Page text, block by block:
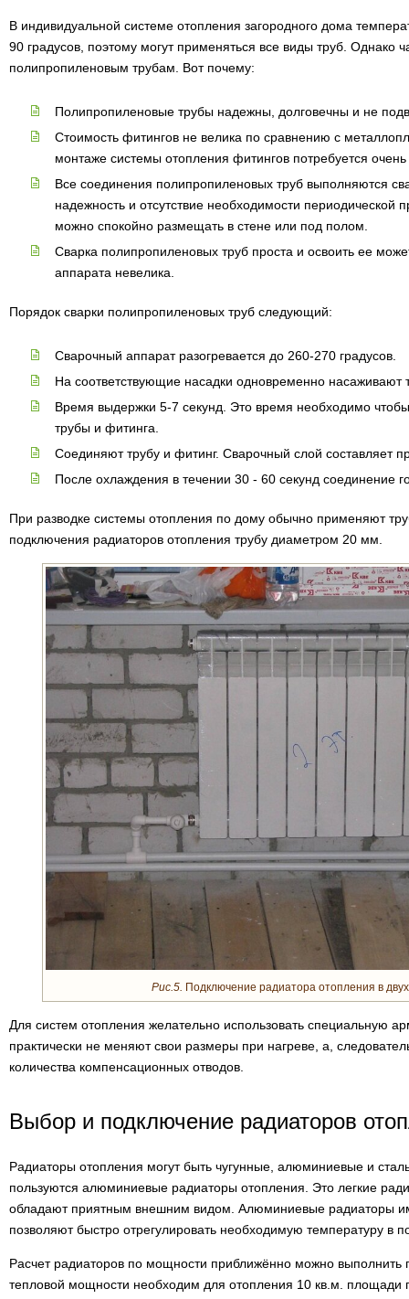
В индивидуальной системе отопления загородного дома
90 градусов, поэтому могут применяться все виды труб. Однако
полипропиленовым трубам. Вот почему:
Полипропиленовые трубы надежны, долговечны и не
Стоимость фитингов не велика по сравнению с
монтаже системы отопления фитингов потребуется
Все соединения полипропиленовых труб выполняются
надежность и отсутствие необходимости периодической
можно спокойно размещать в стене или под полом.
Сварка полипропиленовых труб проста и освоить ее
аппарата невелика.
Порядок сварки полипропиленовых труб следующий:
Сварочный аппарат разогревается до 260-270 градусов.
На соответствующие насадки одновременно насаживают
Время выдержки 5-7 секунд. Это время необходимо
трубы и фитинга.
Соединяют трубу и фитинг. Сварочный слой составляет
После охлаждения в течении 30 - 60 секунд соединение
При разводке системы отопления по дому обычно применяют
подключения радиаторов отопления трубу диаметром 20 мм.
Рис.5. Подключение радиатора отопления в
Для систем отопления желательно использовать специальную
практически не меняют свои размеры при нагреве, а,
количества компенсационных отводов.
Выбор и подключение радиаторов
Радиаторы отопления могут быть чугунные, алюминиевые и
пользуются алюминиевые радиаторы отопления. Это легкие
обладают приятным внешним видом. Алюминиевые радиаторы
позволяют быстро отрегулировать необходимую температуру в
Расчет радиаторов по мощности приближённо можно
тепловой мощности необходим для отопления 10 кв.м.